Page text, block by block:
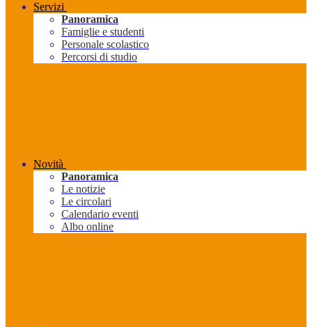
Servizi
Panoramica
Famiglie e studenti
Personale scolastico
Percorsi di studio
Novità
Panoramica
Le notizie
Le circolari
Calendario eventi
Albo online